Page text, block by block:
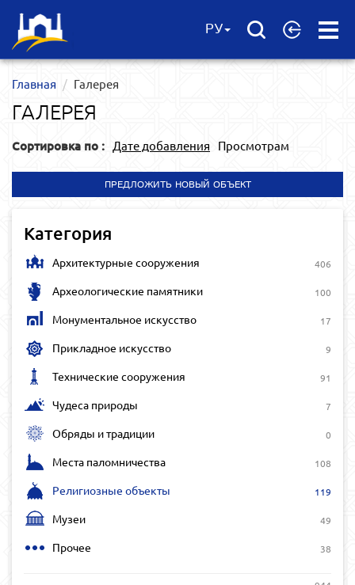
Open
РУ
Главная Галерея
ГАЛЕРЕЯ
Сортировка по : Дате добавления Просмотрам
ПРЕДЛОЖИТЬ НОВЫЙ ОБЪЕКТ
Категория
Архитектурные сооружения 406
Археологические памятники 100
Монументальное искусство 17
Прикладное искусство 9
Технические сооружения 91
Чудеса природы 7
Обряды и традиции 0
Места паломничества 108
Религиозные объекты 119
Музеи 49
Прочее 38